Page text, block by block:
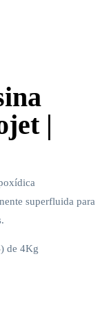
|
superfluida para
de 4Kg